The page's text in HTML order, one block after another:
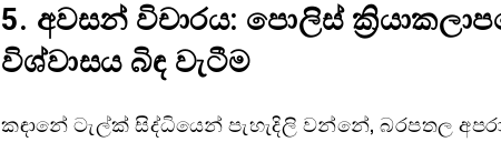
5. අවසන් විචාරය: පොලිස්
විශ්වාසය බිඳ වැටීම
කඳානේ ටැල්ක් සිද්ධියෙන් පැහැදිලි වන්නේ, බරපතල